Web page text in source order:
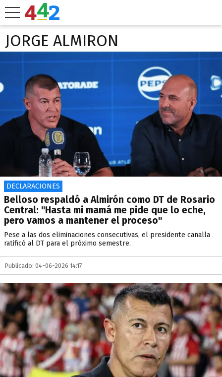
JORGE ALMIRON
DECLARACIONES
Belloso respaldó a Almirón como DT de Rosario
Central: "Hasta mi mamá me pide que lo eche,
pero vamos a mantener el proceso"
Pese a las dos eliminaciones consecutivas, el presidente canalla
ratificó al DT para el próximo semestre.
Publicado: 04-06-2026 14:17